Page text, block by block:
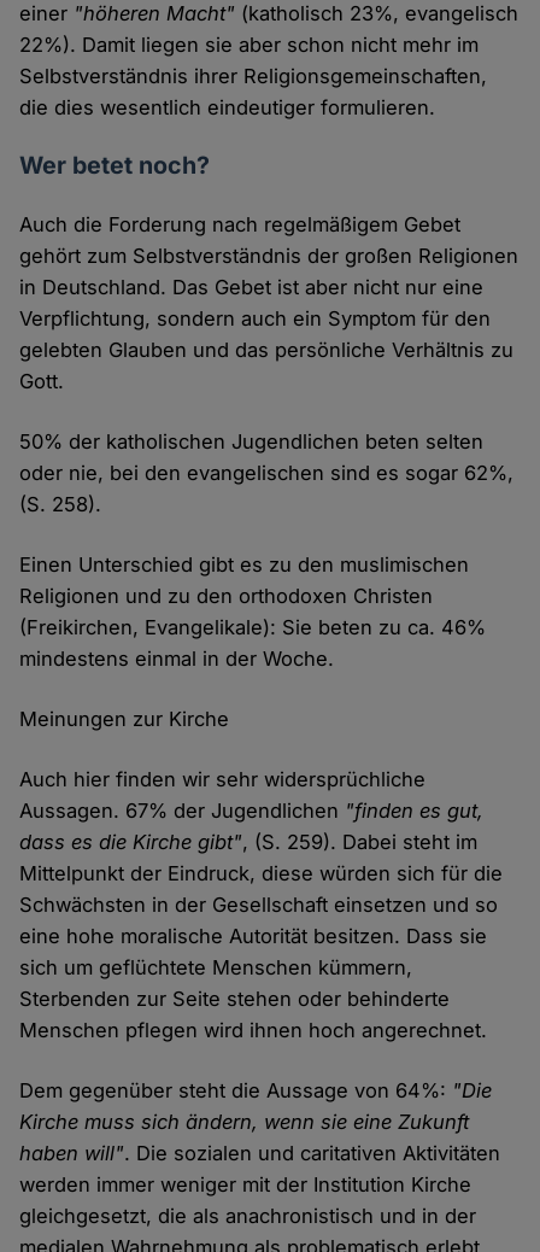
einer "höheren Macht" (katholisch 23%, evangelisch
22%). Damit liegen sie aber schon nicht mehr im
Selbstverständnis ihrer Religionsgemeinschaften,
die dies wesentlich eindeutiger formulieren.
Wer betet noch?
Auch die Forderung nach regelmäßigem Gebet
gehört zum Selbstverständnis der großen Religionen
in Deutschland. Das Gebet ist aber nicht nur eine
Verpflichtung, sondern auch ein Symptom für den
gelebten Glauben und das persönliche Verhältnis zu
Gott.
50% der katholischen Jugendlichen beten selten
oder nie, bei den evangelischen sind es sogar 62%,
(S. 258).
Einen Unterschied gibt es zu den muslimischen
Religionen und zu den orthodoxen Christen
(Freikirchen, Evangelikale): Sie beten zu ca. 46%
mindestens einmal in der Woche.
Meinungen zur Kirche
Auch hier finden wir sehr widersprüchliche
Aussagen. 67% der Jugendlichen "finden es gut,
dass es die Kirche gibt", (S. 259). Dabei steht im
Mittelpunkt der Eindruck, diese würden sich für die
Schwächsten in der Gesellschaft einsetzen und so
eine hohe moralische Autorität besitzen. Dass sie
sich um geflüchtete Menschen kümmern,
Sterbenden zur Seite stehen oder behinderte
Menschen pflegen wird ihnen hoch angerechnet.
Dem gegenüber steht die Aussage von 64%: "Die
Kirche muss sich ändern, wenn sie eine Zukunft
haben will". Die sozialen und caritativen Aktivitäten
werden immer weniger mit der Institution Kirche
gleichgesetzt, die als anachronistisch und in der